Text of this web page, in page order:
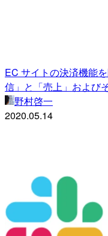
EC サイトの決済機能
信」と「売上」および
野村啓一
2020.05.14